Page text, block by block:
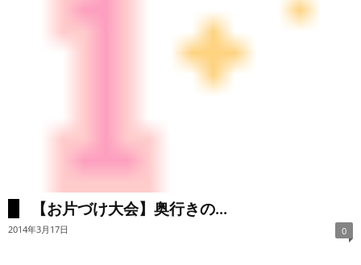
【お片づけ大会】奥行きの...
2014年3月17日 0